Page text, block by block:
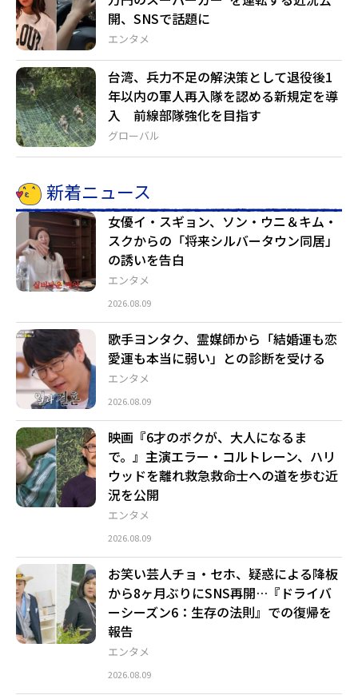
エンタメ
開、SNSで話題に
グローバル
台湾、兵力不足の解決策として退役後1
年以内の軍人再入隊を認める新規定を導
入 前線部隊強化を目指す
新着ニュース
エンタメ
女優イ・スギョン、ソン・ウニ＆キム・
スクからの「将来シルバータウン同居」
の誘いを告白
2026.08.09
エンタメ
歌手ヨンタク、霊媒師から「結婚運も恋
愛運も本当に弱い」との診断を受ける
2026.08.09
エンタメ
映画『6才のボクが、大人になるま
で。』主演エラー・コルトレーン、ハリ
ウッドを離れ救急救命士への道を歩む近
況を公開
2026.08.09
エンタメ
お笑い芸人チョ・セホ、疑惑による降板
から8ヶ月ぶりにSNS再開…『ドライバ
ーシーズン6：生存の法則』での復帰を
報告
2026.08.09